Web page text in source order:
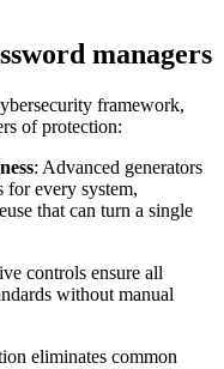
managers
framework,
of protection:
: Advanced generators
for every system,
that can turn a single
controls ensure all
without manual
eliminates common